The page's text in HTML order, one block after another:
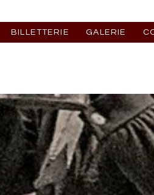
BILLETTERIE GALERIE